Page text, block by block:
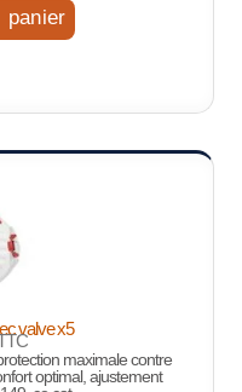
panier
valve x5
maximale contre
optimal, ajustement